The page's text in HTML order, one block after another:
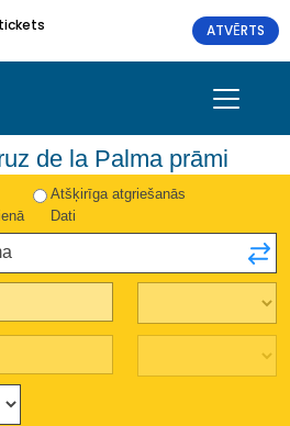
ATVĒRTS
de la Palma prāmi
Atšķirīga atgriešanās
Dati